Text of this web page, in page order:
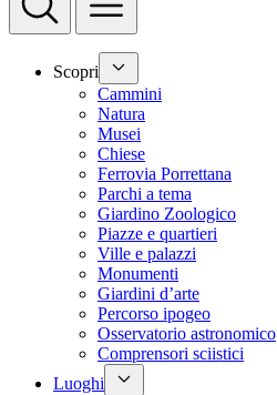
Scopri
Cammini
Natura
Musei
Chiese
Ferrovia Porrettana
Parchi a tema
Giardino Zoologico
Piazze e quartieri
Ville e palazzi
Monumenti
Giardini d’arte
Percorso ipogeo
Osservatorio astronomico
Comprensori sciistici
Luoghi